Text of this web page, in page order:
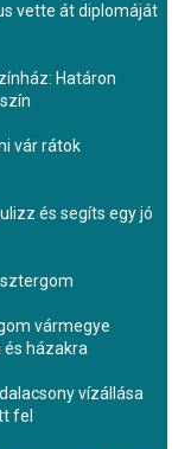
vette át diplomáját
Határon
vár rátok
és segíts egy jó
vármegye
és házakra
vízállása
fel